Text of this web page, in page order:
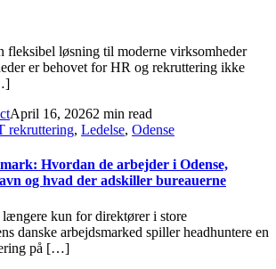
fleksibel løsning til moderne virksomheder
er behovet for HR og rekruttering ikke
April 16, 20262 min read
rekruttering, Ledelse, Odense
Hvordan de arbejder i Odense,
og hvad der adskiller bureauerne
kun for direktører i store
danske arbejdsmarked spiller headhuntere en
på […]